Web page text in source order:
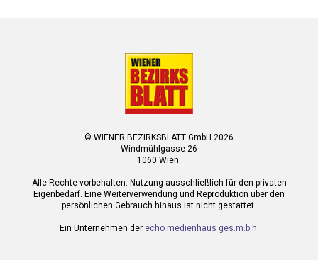
© WIENER BEZIRKSBLATT GmbH 2026
Windmühlgasse 26
1060 Wien.
Alle Rechte vorbehalten. Nutzung ausschließlich für den privaten
Eigenbedarf. Eine Weiterverwendung und Reproduktion über den
persönlichen Gebrauch hinaus ist nicht gestattet.
Ein Unternehmen der echo medienhaus ges.m.b.h.